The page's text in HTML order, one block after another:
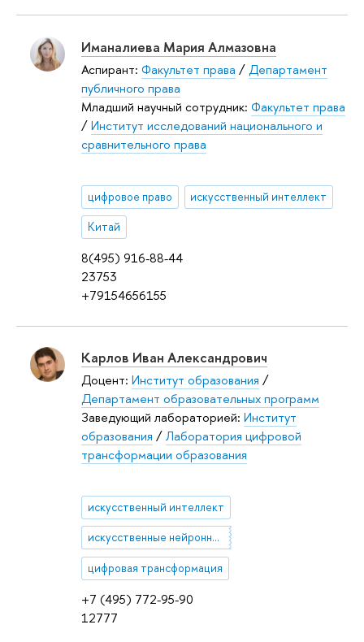
8(495) 916-88-44
23753
+79154656155
Иманалиева Мария Алмазовна
Аспирант: Факультет права /Департамент
публичного права
Младший научный сотрудник: Факультет права
/Институт исследований национального и
сравнительного права
цифровое право искусственный интеллект
Китай
+7 (495) 772-95-90
12777
Карлов Иван Александрович
Доцент: Институт образования /
Департамент образовательных программ
Заведующий лабораторией: Институт
образования /Лаборатория цифровой
трансформации образования
искусственный интеллект
искусственные нейронные сети
цифровая трансформация